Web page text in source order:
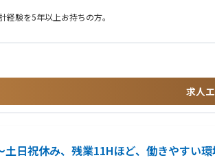
社内でも実用化に伴う研修等も実施されています。
験を5年以上お持ちの方。
験を長年お持ちの方。
求人
土日祝休み、残業11Hほど、働きやすい